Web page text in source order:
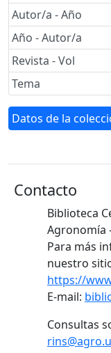
Autor/a - Año
Año - Autor/a
Revista - Vol
Tema
Datos de la
Contacto
Biblioteca
Agronomía
Para más
nuestro
https://
E-mail:
Consultas